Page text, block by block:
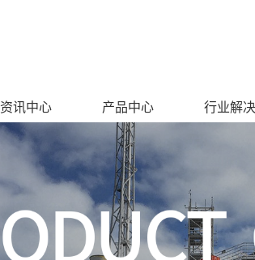
资讯中心 产品中心 行业解